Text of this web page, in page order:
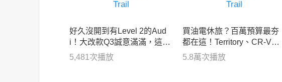
好久沒開到有Level 2的Aud
i！大改款Q3誠意滿滿，這次
終於沒有遺憾了嗎？
5,481 次播放
買油電休旅？百萬預算最夯
都在這！Territory、CR-V、R
AV4市區挑戰賽！
5.8萬次播放